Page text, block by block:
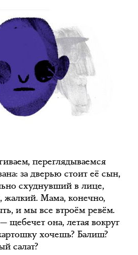
переглядываемся
за дверью стоит её сын,
схуднувший в лице,
жалкий. Мама, конечно,
и мы все втроём ревём.
щебечет она, летая вокруг
хочешь? Балиш?
салат?